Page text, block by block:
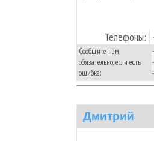
Телефоны:
Сообщите нам
обязательно, если есть
ошибка:
Дмитрий